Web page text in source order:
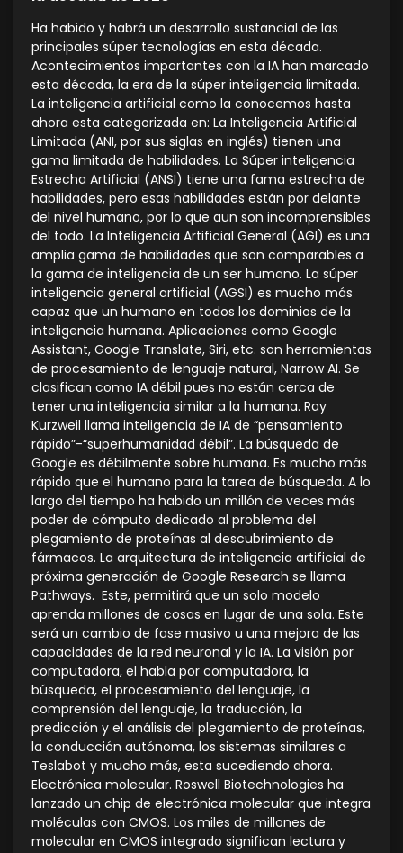
Ha habido y habrá un desarrollo sustancial de las
principales súper tecnologías en esta década.
Acontecimientos importantes con la IA han marcado
esta década, la era de la súper inteligencia limitada.
La inteligencia artificial como la conocemos hasta
ahora esta categorizada en: La Inteligencia Artificial
Limitada (ANI, por sus siglas en inglés) tienen una
gama limitada de habilidades. La Súper inteligencia
Estrecha Artificial (ANSI) tiene una fama estrecha de
habilidades, pero esas habilidades están por delante
del nivel humano, por lo que aun son incomprensibles
del todo. La Inteligencia Artificial General (AGI) es una
amplia gama de habilidades que son comparables a
la gama de inteligencia de un ser humano. La súper
inteligencia general artificial (AGSI) es mucho más
capaz que un humano en todos los dominios de la
inteligencia humana. Aplicaciones como Google
Assistant, Google Translate, Siri, etc. son herramientas
de procesamiento de lenguaje natural, Narrow AI. Se
clasifican como IA débil pues no están cerca de
tener una inteligencia similar a la humana. Ray
Kurzweil llama inteligencia de IA de “pensamiento
rápido”-“superhumanidad débil”. La búsqueda de
Google es débilmente sobre humana. Es mucho más
rápido que el humano para la tarea de búsqueda. A lo
largo del tiempo ha habido un millón de veces más
poder de cómputo dedicado al problema del
plegamiento de proteínas al descubrimiento de
fármacos. La arquitectura de inteligencia artificial de
próxima generación de Google Research se llama
Pathways. Este, permitirá que un solo modelo
aprenda millones de cosas en lugar de una sola. Este
será un cambio de fase masivo u una mejora de las
capacidades de la red neuronal y la IA. La visión por
computadora, el habla por computadora, la
búsqueda, el procesamiento del lenguaje, la
comprensión del lenguaje, la traducción, la
predicción y el análisis del plegamiento de proteínas,
la conducción autónoma, los sistemas similares a
Teslabot y mucho más, esta sucediendo ahora.
Electrónica molecular. Roswell Biotechnologies ha
lanzado un chip de electrónica molecular que integra
moléculas con CMOS. Los miles de millones de
molecular en CMOS integrado significan lectura y